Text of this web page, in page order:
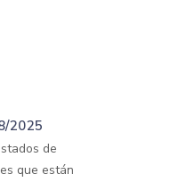
2025
de
que están